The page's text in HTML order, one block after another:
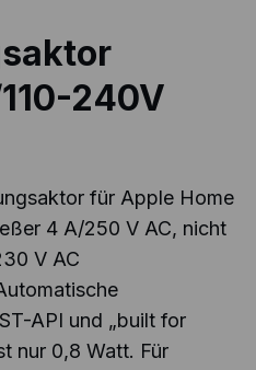
240V
für Apple Home
4 A/250 V AC, nicht
V AC
API und „built for
nur 0,8 Watt. Für